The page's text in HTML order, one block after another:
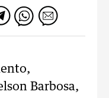
Barbosa,